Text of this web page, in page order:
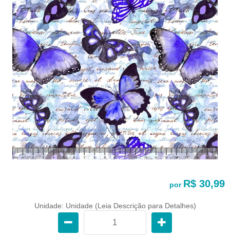
por R$ 30,99
Unidade: Unidade (Leia Descrição para Detalhes)